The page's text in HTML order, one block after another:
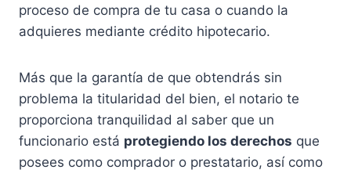
proceso de compra de tu casa o cuando la
adquieres mediante crédito hipotecario.
Más que la garantía de que obtendrás sin
problema la titularidad del bien, el notario te
proporciona tranquilidad al saber que un
funcionario está protegiendo los derechos que
posees como comprador o prestatario, así como